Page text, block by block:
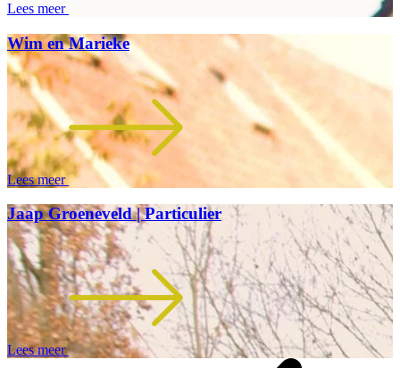
Lees meer
Wim en Marieke
Lees meer
Jaap Groeneveld | Particulier
Lees meer